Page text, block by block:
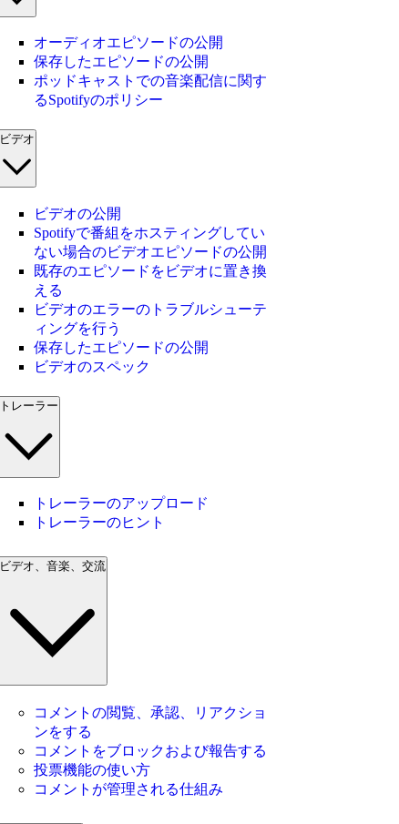
オーディオエピソードの公開
保存したエピソードの公開
ポッドキャストでの音楽配信に関す
るSpotifyのポリシー
ビデオ
ビデオの公開
Spotifyで番組をホスティングしてい
ない場合のビデオエピソードの公開
既存のエピソードをビデオに置き換
える
ビデオのエラーのトラブルシューテ
ィングを行う
保存したエピソードの公開
ビデオのスペック
トレーラー
トレーラーのアップロード
トレーラーのヒント
ビデオ、音楽、交流
コメントの閲覧、承認、リアクショ
ンをする
コメントをブロックおよび報告する
投票機能の使い方
コメントが管理される仕組み